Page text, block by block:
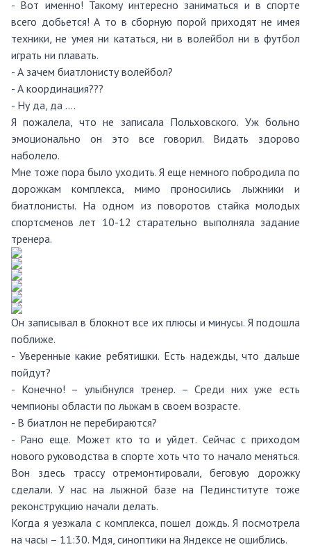
- Вот именно! Такому интересно заниматься и в спорте
всего добьется! А то в сборную порой приходят не имея
техники, не умея ни кататься, ни в волейбол ни в футбол
играть ни плавать.
- А зачем биатлонисту волейбол?
- А координация???
- Ну да, да ….
Я пожалела, что не записала Польховского. Уж больно
эмоционально он это все говорил. Видать здорово
наболело.
Мне тоже пора было уходить. Я еще немного побродила по
дорожкам комплекса, мимо проносились лыжники и
биатлонисты. На одном из поворотов стайка молодых
спортсменов лет 10-12 старательно выполняла задание
тренера.
Он записывал в блокнот все их плюсы и минусы. Я подошла
поближе.
- Уверенные какие ребятишки. Есть надежды, что дальше
пойдут?
- Конечно! – улыбнулся тренер. – Среди них уже есть
чемпионы области по лыжам в своем возрасте.
- В биатлон не перебираются?
- Рано еще. Может кто то и уйдет. Сейчас с приходом
нового руководства в спорте хоть что то начало меняться.
Вон здесь трассу отремонтировали, беговую дорожку
сделали. У нас на лыжной базе на Пединституте тоже
реконструкцию начали делать.
Когда я уезжала с комплекса, пошел дождь. Я посмотрела
на часы – 11:30. Мдя, синоптики на Яндексе не ошиблись.